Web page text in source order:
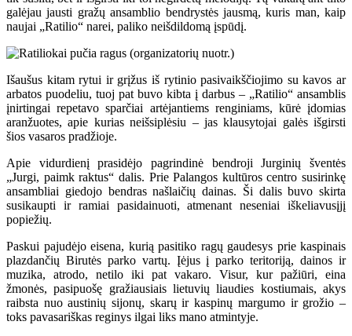
galėjau jausti gražų ansamblio bendrystės jausmą, kuris man, kaip
naujai „Ratilio“ narei, paliko neišdildomą įspūdį.
Išaušus kitam rytui ir grįžus iš rytinio pasivaikščiojimo su kavos ar
arbatos puodeliu, tuoj pat buvo kibta į darbus – „Ratilio“ ansamblis
įnirtingai repetavo sparčiai artėjantiems renginiams, kūrė įdomias
aranžuotes, apie kurias neišsiplėsiu – jas klausytojai galės išgirsti
šios vasaros pradžioje.
Apie vidurdienį prasidėjo pagrindinė bendroji Jurginių šventės
„Jurgi, paimk raktus“ dalis. Prie Palangos kultūros centro susirinkę
ansambliai giedojo bendras našlaičių dainas. Ši dalis buvo skirta
susikaupti ir ramiai pasidainuoti, atmenant neseniai iškeliavusįjį
popiežių.
Paskui pajudėjo eisena, kurią pasitiko ragų gaudesys prie kaspinais
plazdančių Birutės parko vartų. Įėjus į parko teritoriją, dainos ir
muzika, atrodo, netilo iki pat vakaro. Visur, kur pažiūri, eina
žmonės, pasipuošę gražiausiais lietuvių liaudies kostiumais, akys
raibsta nuo austinių sijonų, skarų ir kaspinų margumo ir grožio –
toks pavasariškas reginys ilgai liks mano atmintyje.